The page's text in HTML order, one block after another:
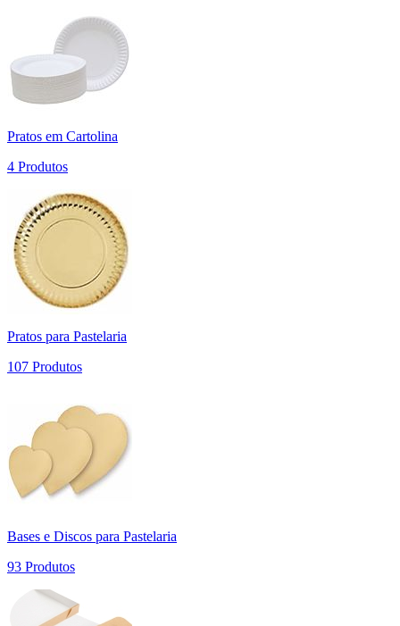
Pratos em Cartolina
4 Produtos
Pratos para Pastelaria
107 Produtos
Bases e Discos para Pastelaria
93 Produtos